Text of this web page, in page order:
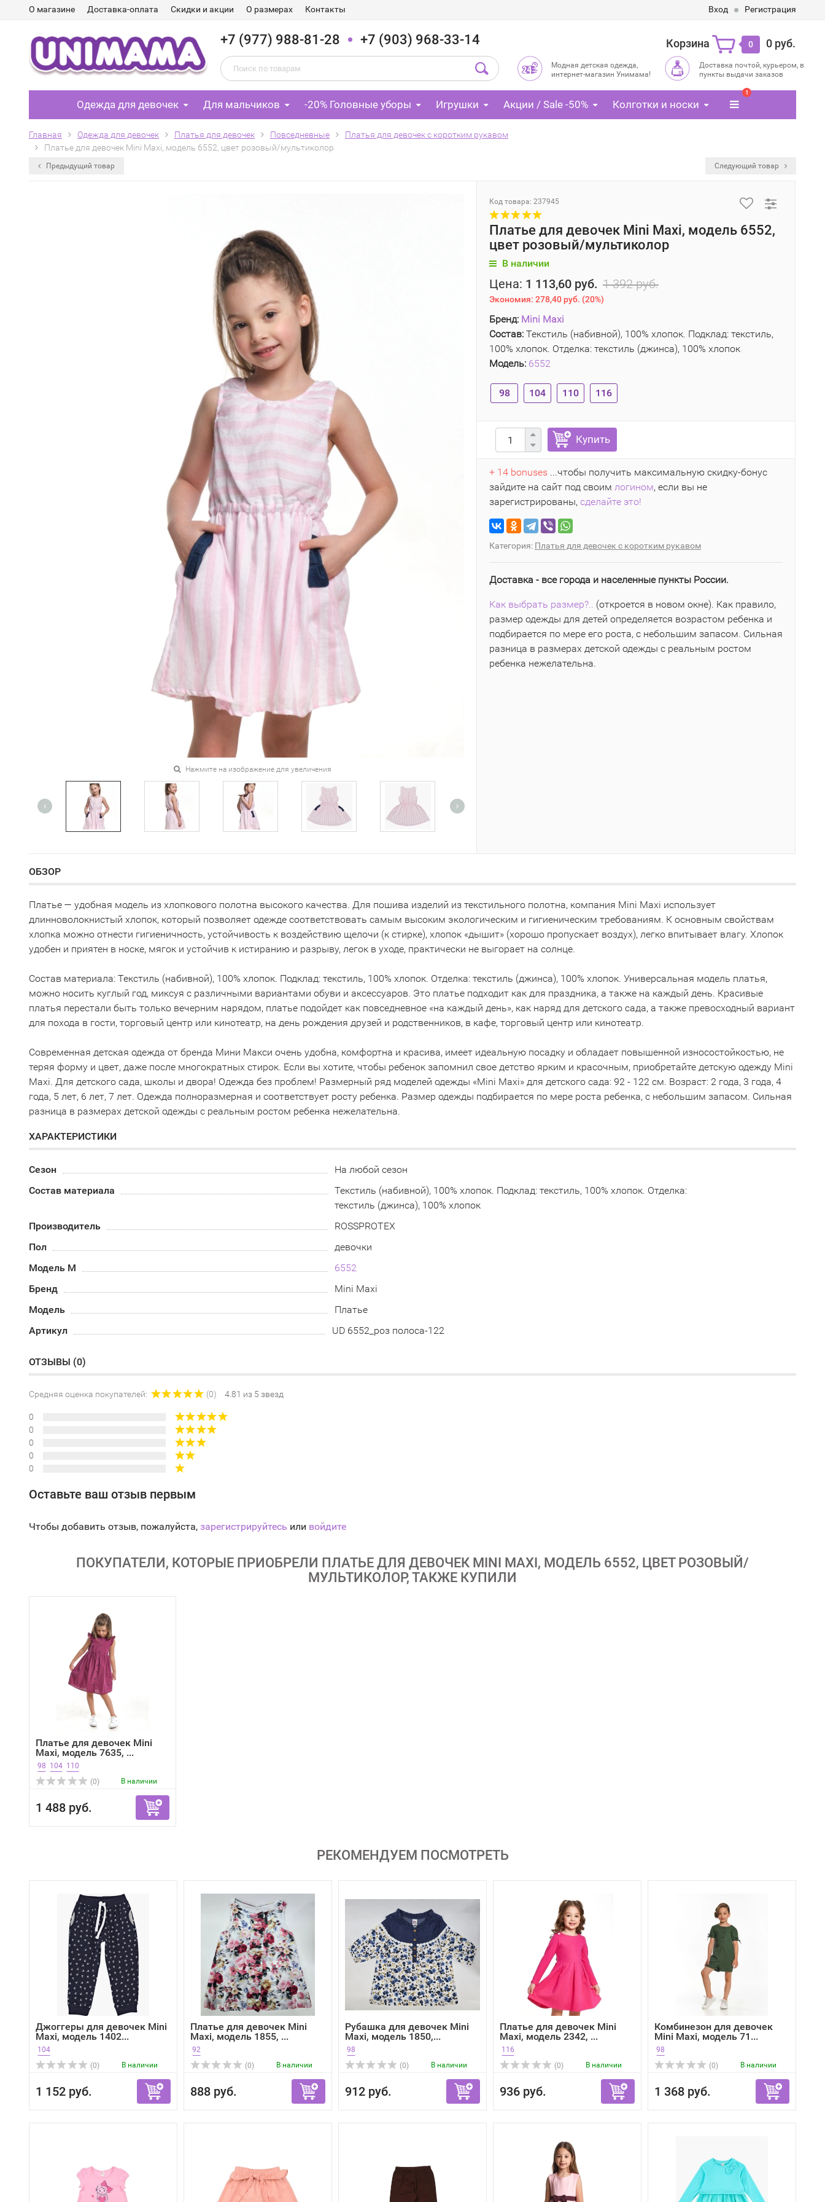
О магазине Доставка-оплата Скидки и акции О размерах Контакты Вход Регистрация
+7 (977) 988-81-28 +7 (903) 968-33-14 Корзина 0 0 руб.
Модная детская одежда,
интернет-магазин Унимама!
Доставка почтой, курьером, в
пункты выдачи заказов
Одежда для девочек Для мальчиков -20% Головные уборы Игрушки Акции / Sale -50% Колготки и носки
1
Главная Одежда для девочек Платья для девочек Повседневные
Платья для девочек с коротким рукавом
Платье для девочек Mini Maxi, модель 6552, цвет розовый/мультиколор
Предыдущий товар Следующий товар
Нажмите на изображение для увеличения
Код товара: 237945
Платье для девочек Mini Maxi, модель 6552,
цвет розовый/мультиколор
В наличии
Цена: 1 113,60 руб. 1 392 руб.
Экономия: 278,40 руб. (20%)
Бренд: Mini Maxi
Состав: Текстиль (набивной), 100% хлопок. Подклад: текстиль,
100% хлопок. Отделка: текстиль (джинса), 100% хлопок
Модель: 6552
98 104 110 116
Купить
+ 14 bonuses ...чтобы получить максимальную скидку-бонус
зайдите на сайт под своим логином, если вы не
зарегистрированы, сделайте это!
Категория: Платья для девочек с коротким рукавом
Доставка - все города и населенные пункты России.
Как выбрать размер?.. (откроется в новом окне). Как правило,
размер одежды для детей определяется возрастом ребенка и
подбирается по мере его роста, с небольшим запасом. Сильная
разница в размерах детской одежды с реальным ростом
ребенка нежелательна.
ОБЗОР
Платье — удобная модель из хлопкового полотна высокого качества. Для пошива изделий из текстильного полотна, компания Mini Maxi использует
длинноволокнистый хлопок, который позволяет одежде соответствовать самым высоким экологическим и гигиеническим требованиям. К основным свойствам
хлопка можно отнести гигиеничность, устойчивость к воздействию щелочи (к стирке), хлопок «дышит» (хорошо пропускает воздух), легко впитывает влагу. Хлопок
удобен и приятен в носке, мягок и устойчив к истиранию и разрыву, легок в уходе, практически не выгорает на солнце.
Состав материала: Текстиль (набивной), 100% хлопок. Подклад: текстиль, 100% хлопок. Отделка: текстиль (джинса), 100% хлопок. Универсальная модель платья,
можно носить куглый год, миксуя с различными вариантами обуви и аксессуаров. Это платье подходит как для праздника, а также на каждый день. Красивые
платья перестали быть только вечерним нарядом, платье подойдет как повседневное «на каждый день», как наряд для детского сада, а также превосходный вариант
для похода в гости, торговый центр или кинотеатр, на день рождения друзей и родственников, в кафе, торговый центр или кинотеатр.
Современная детская одежда от бренда Мини Макси очень удобна, комфортна и красива, имеет идеальную посадку и обладает повышенной износостойкостью, не
теряя форму и цвет, даже после многократных стирок. Если вы хотите, чтобы ребенок запомнил свое детство ярким и красочным, приобретайте детскую одежду Mini
Maxi. Для детского сада, школы и двора! Одежда без проблем! Размерный ряд моделей одежды «Mini Maxi» для детского сада: 92 - 122 см. Возраст: 2 года, 3 года, 4
года, 5 лет, 6 лет, 7 лет. Одежда полноразмерная и соответствует росту ребенка. Размер одежды подбирается по мере роста ребенка, с небольшим запасом. Сильная
разница в размерах детской одежды с реальным ростом ребенка нежелательна.
ХАРАКТЕРИСТИКИ
Сезон
На любой сезон
Состав материала
Текстиль (набивной), 100% хлопок. Подклад: текстиль, 100% хлопок. Отделка:
текстиль (джинса), 100% хлопок
Производитель
ROSSPROTEX
Пол
девочки
Модель М
6552
Бренд
Mini Maxi
Модель
Платье
Артикул
UD 6552_роз полоса-122
ОТЗЫВЫ (0)
Средняя оценка покупателей: (0) 4.81 из 5 звезд
0
0
0
0
0
Оставьте ваш отзыв первым
Чтобы добавить отзыв, пожалуйста, зарегистрируйтесь или войдите
ПОКУПАТЕЛИ, КОТОРЫЕ ПРИОБРЕЛИ ПЛАТЬЕ ДЛЯ ДЕВОЧЕК MINI MAXI, МОДЕЛЬ 6552, ЦВЕТ РОЗОВЫЙ/
МУЛЬТИКОЛОР, ТАКЖЕ КУПИЛИ
Платье для девочек Mini
Maxi, модель 7635, ...
98 104 110
(0)
В наличии
1 488 руб.
РЕКОМЕНДУЕМ ПОСМОТРЕТЬ
Джоггеры для девочек Mini
Maxi, модель 1402...
104
(0)
В наличии
1 152 руб.
Платье для девочек Mini
Maxi, модель 1855, ...
92
(0)
В наличии
888 руб.
Рубашка для девочек Mini
Maxi, модель 1850,...
98
(0)
В наличии
912 руб.
Платье для девочек Mini
Maxi, модель 2342, ...
116
(0)
В наличии
936 руб.
Комбинезон для девочек
Mini Maxi, модель 71...
98
(0)
В наличии
1 368 руб.